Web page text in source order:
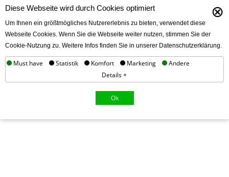
Diese Webseite wird durch Cookies optimiert ⊗
Um Ihnen ein größtmögliches Nutzererlebnis zu bieten, verwendet diese
Webseite Cookies. Wenn Sie die Webseite weiter nutzen, stimmen Sie der
Cookie-Nutzung zu. Weitere Infos finden Sie in unserer Datenschutzerklärung.
Must have Statistik Komfort Marketing
Andere
Details +
Ok